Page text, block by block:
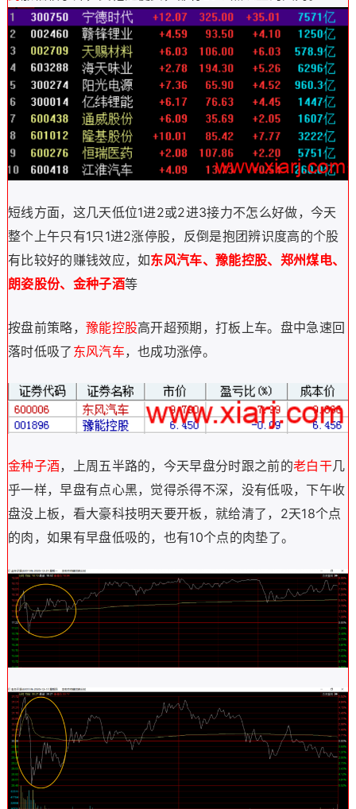
短线方面，这几天低位1进2或2进3接力不怎么好做，今天
整个上午只有1只1进2涨停股，反倒是抱团辨识度高的个股
有比较好的赚钱效应，如东风汽车、豫能控股、郑州煤电、
朗姿股份、金种子酒等
按盘前策略， 豫能控股高开超预期，打板上车。 盘中急速回
落时低吸了 东风汽车，也成功涨停。
金种子酒， 上周五半路的，今天早盘分时跟之前的老白干几
乎一样，早盘有点心黑，觉得杀得不深，没有低吸，下午收
盘没上板，看大豪科技明天要开板，就给清了，2天18个点
的肉，如果有早盘低吸的，也有10个点的肉垫了。